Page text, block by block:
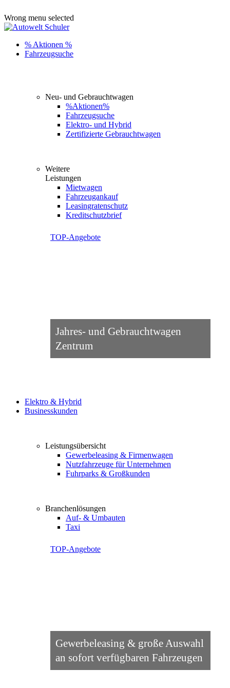
Wrong menu selected
% Aktionen %
Fahrzeugsuche
Neu- und Gebrauchtwagen
%Aktionen%
Fahrzeugsuche
Elektro- und Hybrid
Zertifizierte Gebrauchtwagen
Weitere
Leistungen
Mietwagen
Fahrzeugankauf
Leasingratenschutz
Kreditschutzbrief
TOP-Angebote
Jahres- und Gebrauchtwagen
Zentrum
Elektro & Hybrid
Businesskunden
Leistungsübersicht
Gewerbeleasing & Firmenwagen
Nutzfahrzeuge für Unternehmen
Fuhrparks & Großkunden
Branchenlösungen
Auf- & Umbauten
Taxi
TOP-Angebote
Gewerbeleasing & große Auswahl
an sofort verfügbaren Fahrzeugen